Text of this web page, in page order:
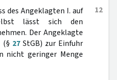
12
des Angeklagten I. auf
lässt sich den
Der Angeklagte
(§ 27StGB) zur Einfuhr
nicht geringer Menge